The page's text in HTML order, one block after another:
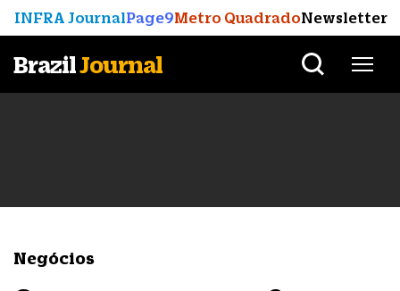
INFRA JournalPage9Metro QuadradoNewsletter
BrazilJournal
Negócios